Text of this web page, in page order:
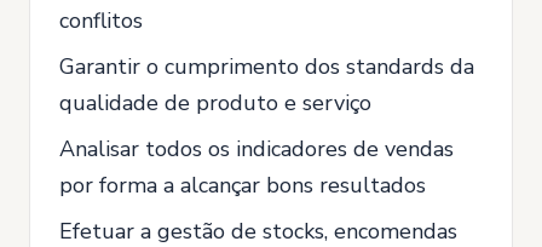
conflitos
Garantir o cumprimento dos standards da
qualidade de produto e serviço
Analisar todos os indicadores de vendas
por forma a alcançar bons resultados
Efetuar a gestão de stocks, encomendas